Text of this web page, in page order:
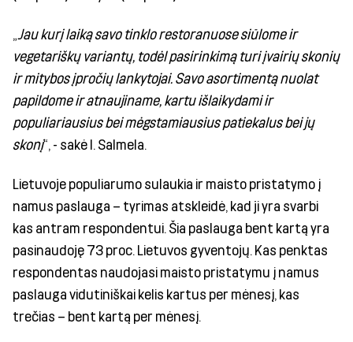
„Jau kurį laiką savo tinklo restoranuose siūlome ir
vegetariškų variantų, todėl pasirinkimą turi įvairių skonių
ir mitybos įpročių lankytojai. Savo asortimentą nuolat
papildome ir atnaujiname, kartu išlaikydami ir
populiariausius bei mėgstamiausius patiekalus bei jų
skonį“, - sakė I. Salmela.
Lietuvoje populiarumo sulaukia ir maisto pristatymo į
namus paslauga – tyrimas atskleidė, kad ji yra svarbi
kas antram respondentui. Šia paslauga bent kartą yra
pasinaudoję 73 proc. Lietuvos gyventojų. Kas penktas
respondentas naudojasi maisto pristatymu į namus
paslauga vidutiniškai kelis kartus per mėnesį, kas
trečias – bent kartą per mėnesį.